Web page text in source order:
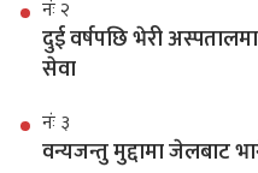
नंः २
दुई वर्षपछि भेरी
सेवा
नंः ३
वन्यजन्तु मुद्दामा जेलबाट